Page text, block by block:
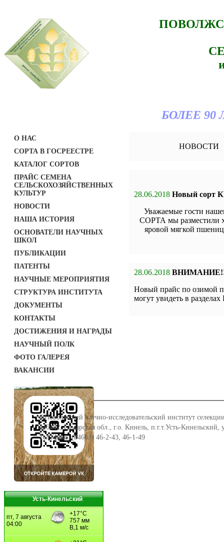
БОЛЕЕ
О НАС
СОРТА В ГОСРЕЕСТРЕ
КАТАЛОГ СОРТОВ
ПРАЙС СЕМЕНА
СЕЛЬСКОХОЗЯЙСТВЕННЫХ
КУЛЬТУР
НОВОСТИ
НАША ИСТОРИЯ
ОСНОВАТЕЛИ НАУЧНЫХ
ШКОЛ
ПУБЛИКАЦИИ
ПАТЕНТЫ
НАУЧНЫЕ МЕРОПРИЯТИЯ
СТРУКТУРА ИНСТИТУТА
ДОКУМЕНТЫ
КОНТАКТЫ
ДОСТИЖЕНИЯ И НАГРАДЫ
НАУЧНЫЙ ПОЛК
ФОТО ГАЛЕРЕЯ
ВАКАНСИИ
Усть-Кинельский
НОВОСТИ
28.06.2018 Новый
Уважаемые гости
СОРТА мы разместили
яровой мягкой
28.06.2018
Новый прайс по озимой
могут увидеть в
©Поволжский научно-исследовательский институт
446442, Самарская обл., г.о. Кинель, п.г.т.Усть-Кинельский,
Тел./факс: (84663) 46-2-43, 46-1-49